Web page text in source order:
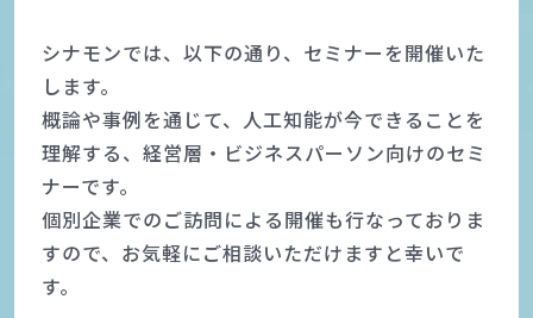
シナモンでは、以下の通り、セミナーを開催いた
します。
概論や事例を通じて、人工知能が今できることを
理解する、経営層・ビジネスパーソン向けのセミ
ナーです。
個別企業でのご訪問による開催も行なっておりま
すので、お気軽にご相談いただけますと幸いで
す。